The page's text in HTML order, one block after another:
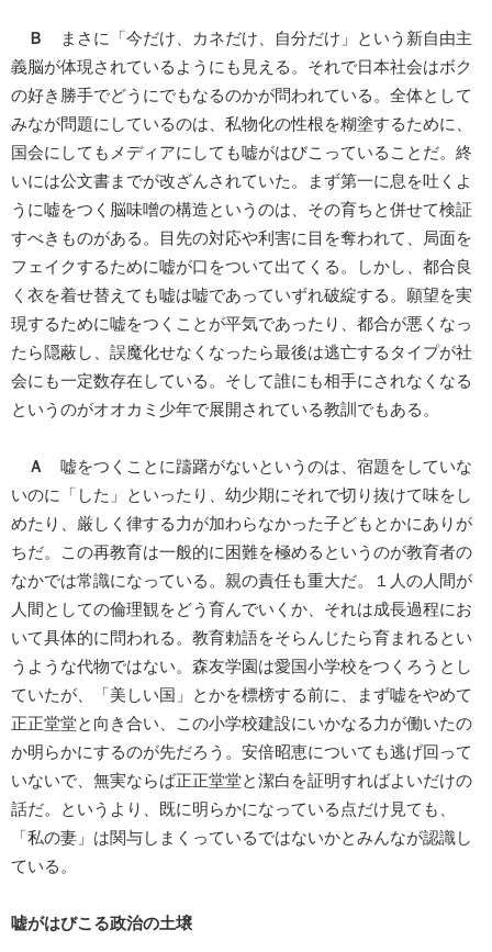
Ｂ
まさに「今だけ、カネだけ、自分だけ」という新自由主
義脳が体現されているようにも見える。それで日本社会はボク
の好き勝手でどうにでもなるのかが問われている。全体として
みなが問題にしているのは、私物化の性根を糊塗するために、
国会にしてもメディアにしても嘘がはびこっていることだ。終
いには公文書までが改ざんされていた。まず第一に息を吐くよ
うに嘘をつく脳味噌の構造というのは、その育ちと併せて検証
すべきものがある。目先の対応や利害に目を奪われて、局面を
フェイクするために嘘が口をついて出てくる。しかし、都合良
く衣を着せ替えても嘘は嘘であっていずれ破綻する。願望を実
現するために嘘をつくことが平気であったり、都合が悪くなっ
たら隠蔽し、誤魔化せなくなったら最後は逃亡するタイプが社
会にも一定数存在している。そして誰にも相手にされなくなる
というのがオオカミ少年で展開されている教訓でもある。
Ａ
嘘をつくことに躊躇がないというのは、宿題をしていな
いのに「した」といったり、幼少期にそれで切り抜けて味をし
めたり、厳しく律する力が加わらなかった子どもとかにありが
ちだ。この再教育は一般的に困難を極めるというのが教育者の
なかでは常識になっている。親の責任も重大だ。１人の人間が
人間としての倫理観をどう育んでいくか、それは成長過程にお
いて具体的に問われる。教育勅語をそらんじたら育まれるとい
うような代物ではない。森友学園は愛国小学校をつくろうとし
ていたが、「美しい国」とかを標榜する前に、まず嘘をやめて
正正堂堂と向き合い、この小学校建設にいかなる力が働いたの
か明らかにするのが先だろう。安倍昭恵についても逃げ回って
いないで、無実ならば正正堂堂と潔白を証明すればよいだけの
話だ。というより、既に明らかになっている点だけ見ても、
「私の妻」は関与しまくっているではないかとみんなが認識し
ている。
嘘がはびこる政治の土壌